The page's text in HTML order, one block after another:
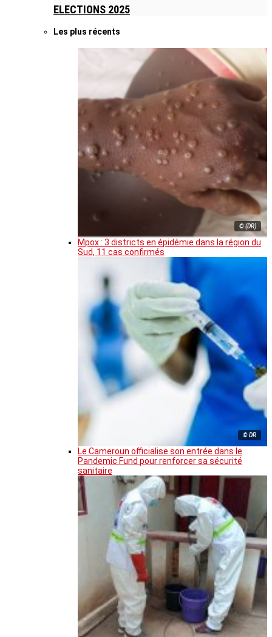
ELECTIONS 2025
Les plus récents
© (DR)
Mpox : 3 districts en épidémie dans la région du
Sud, 11 cas confirmés
© DR
Le Cameroun officialise son entrée dans le
Pandemic Fund pour renforcer sa sécurité
sanitaire